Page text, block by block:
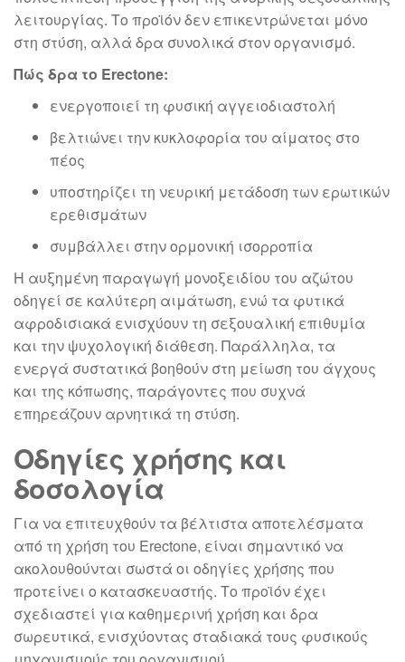
λειτουργίας. Το προϊόν δεν επικεντρώνεται μόνο
στη στύση, αλλά δρα συνολικά στον οργανισμό.
Πώς δρα το Erectone:
ενεργοποιεί τη φυσική αγγειοδιαστολή
βελτιώνει την κυκλοφορία του αίματος στο
πέος
υποστηρίζει τη νευρική μετάδοση των ερωτικών
ερεθισμάτων
συμβάλλει στην ορμονική ισορροπία
Η αυξημένη παραγωγή μονοξειδίου του αζώτου
οδηγεί σε καλύτερη αιμάτωση, ενώ τα φυτικά
αφροδισιακά ενισχύουν τη σεξουαλική επιθυμία
και την ψυχολογική διάθεση. Παράλληλα, τα
ενεργά συστατικά βοηθούν στη μείωση του άγχους
και της κόπωσης, παράγοντες που συχνά
επηρεάζουν αρνητικά τη στύση.
Οδηγίες χρήσης και
δοσολογία
Για να επιτευχθούν τα βέλτιστα αποτελέσματα
από τη χρήση του Erectone, είναι σημαντικό να
ακολουθούνται σωστά οι οδηγίες χρήσης που
προτείνει ο κατασκευαστής. Το προϊόν έχει
σχεδιαστεί για καθημερινή χρήση και δρα
σωρευτικά, ενισχύοντας σταδιακά τους φυσικούς